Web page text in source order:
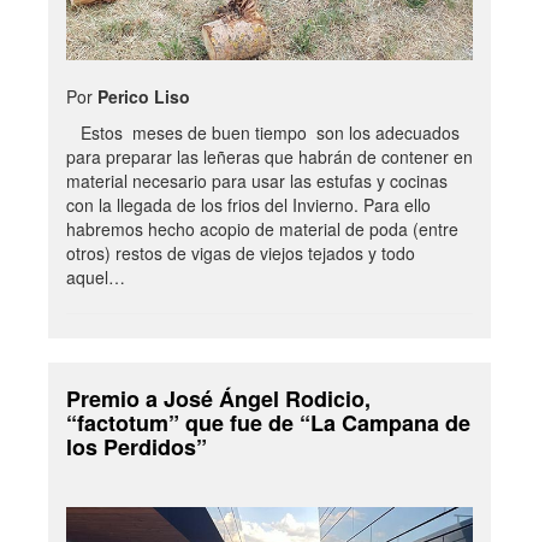
Por Perico Liso
Estos meses de buen tiempo son los adecuados
para preparar las leñeras que habrán de contener en
material necesario para usar las estufas y cocinas
con la llegada de los frios del Invierno. Para ello
habremos hecho acopio de material de poda (entre
otros) restos de vigas de viejos tejados y todo
aquel…
Premio a José Ángel Rodicio,
“factotum” que fue de “La Campana de
los Perdidos”